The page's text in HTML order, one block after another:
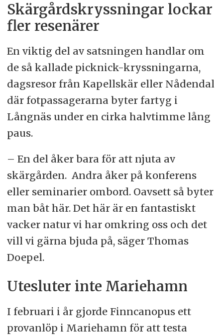
Skärgårdskryssningar lockar
fler resenärer
En viktig del av satsningen handlar om
de så kallade picknick-kryssningarna,
dagsresor från Kapellskär eller Nådendal
där fotpassagerarna byter fartyg i
Långnäs under en cirka halvtimme lång
paus.
– En del åker bara för att njuta av
skärgården. Andra åker på konferens
eller seminarier ombord. Oavsett så byter
man båt här. Det här är en fantastiskt
vacker natur vi har omkring oss och det
vill vi gärna bjuda på, säger Thomas
Doepel.
Utesluter inte Mariehamn
I februari i år gjorde Finncanopus ett
provanlöp i Mariehamn för att testa